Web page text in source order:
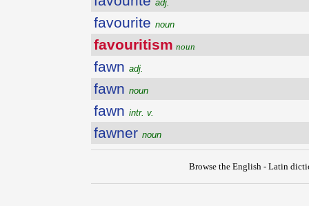
adj.
favourite noun
favouritism noun
fawn adj.
fawn noun
fawn intr. v.
fawner noun
Browse the English - Latin